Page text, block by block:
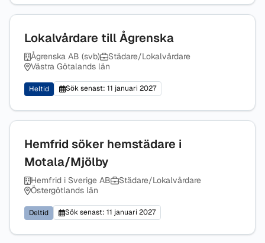
Lokalvårdare till Ågrenska
Ågrenska AB (svb)
Städare/Lokalvårdare
Västra Götalands län
Heltid Sök senast: 11 januari 2027
Hemfrid söker hemstädare i
Motala/Mjölby
Hemfrid i Sverige AB
Städare/Lokalvårdare
Östergötlands län
Deltid Sök senast: 11 januari 2027